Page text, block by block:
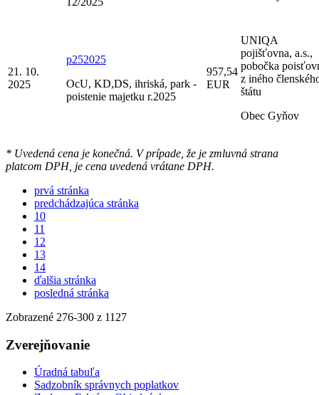
21. 10.
2025
p252025
OcU, KD,DS, ihriská, park -
poistenie majetku r.2025
957,54
EUR
UNIQA
pojišťovna, a.s.,
pobočka
z iného
štátu
Obec Gyňov
* Uvedená cena je konečná. V prípade, že je zmluvná strana
platcom DPH, je cena uvedená vrátane DPH.
prvá stránka
predchádzajúca stránka
10
11
12
13
14
ďalšia stránka
posledná stránka
Zobrazené 276-300 z 1127
Zverejňovanie
Úradná tabuľa
Sadzobník správnych poplatkov